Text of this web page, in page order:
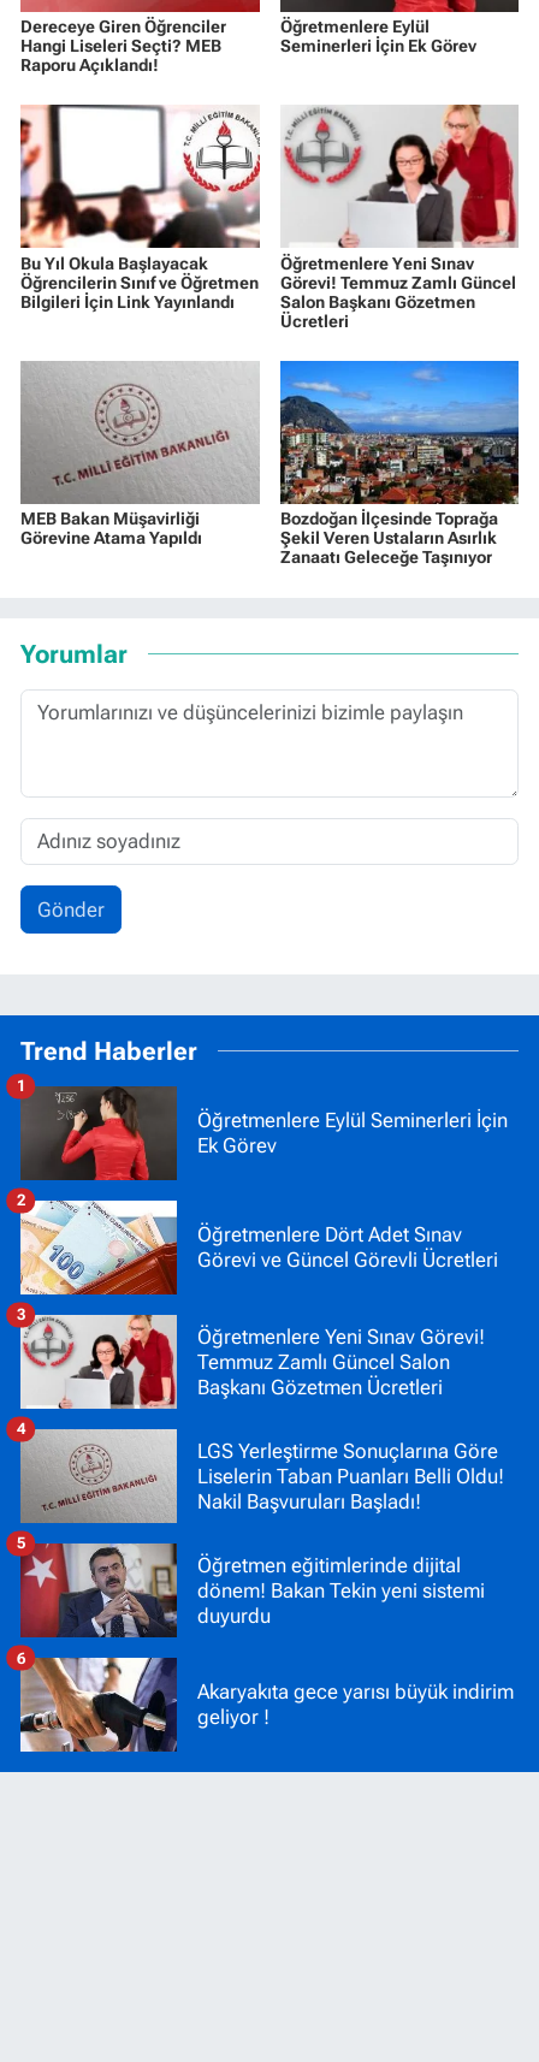
Dereceye Giren Öğrenciler
Hangi Liseleri Seçti? MEB
Raporu Açıklandı!
Öğretmenlere Eylül
Seminerleri İçin Ek Görev
Bu Yıl Okula Başlayacak
Öğrencilerin Sınıf ve Öğretmen
Bilgileri İçin Link Yayınlandı
Öğretmenlere Yeni Sınav
Görevi! Temmuz Zamlı Güncel
Salon Başkanı Gözetmen
Ücretleri
MEB Bakan Müşavirliği
Görevine Atama Yapıldı
Bozdoğan İlçesinde Toprağa
Şekil Veren Ustaların Asırlık
Zanaatı Geleceğe Taşınıyor
Yorumlar
Gönder
Trend Haberler
Öğretmenlere Eylül Seminerleri İçin
Ek Görev
1
Öğretmenlere Dört Adet Sınav
Görevi ve Güncel Görevli Ücretleri
2
Öğretmenlere Yeni Sınav Görevi!
Temmuz Zamlı Güncel Salon
Başkanı Gözetmen Ücretleri
3
LGS Yerleştirme Sonuçlarına Göre
Liselerin Taban Puanları Belli Oldu!
Nakil Başvuruları Başladı!
4
Öğretmen eğitimlerinde dijital
dönem! Bakan Tekin yeni sistemi
duyurdu
5
Akaryakıta gece yarısı büyük indirim
geliyor !
6